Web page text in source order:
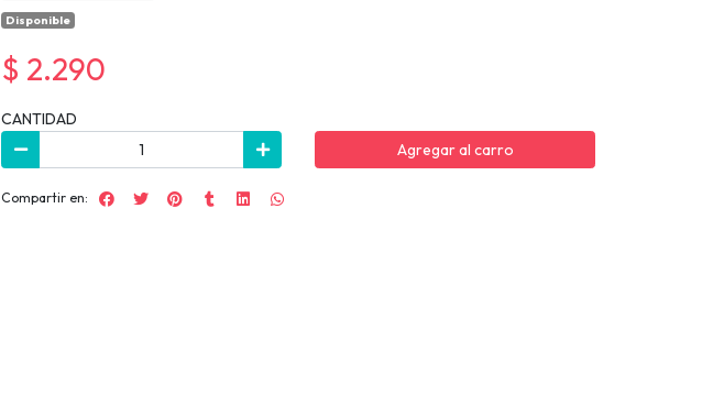
Disponible
$ 2.290
CANTIDAD
Agregar al carro
Compartir en: